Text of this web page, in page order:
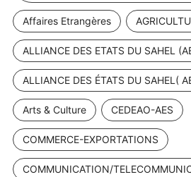
Affaires Etrangères
ALLIANCE DES ETATS DU SAHEL
ALLIANCE DES ÉTATS DU SAHEL(
Arts & Culture CEDEAO-AES
COMMERCE-EXPORTATIONS
COMMUNICATION/